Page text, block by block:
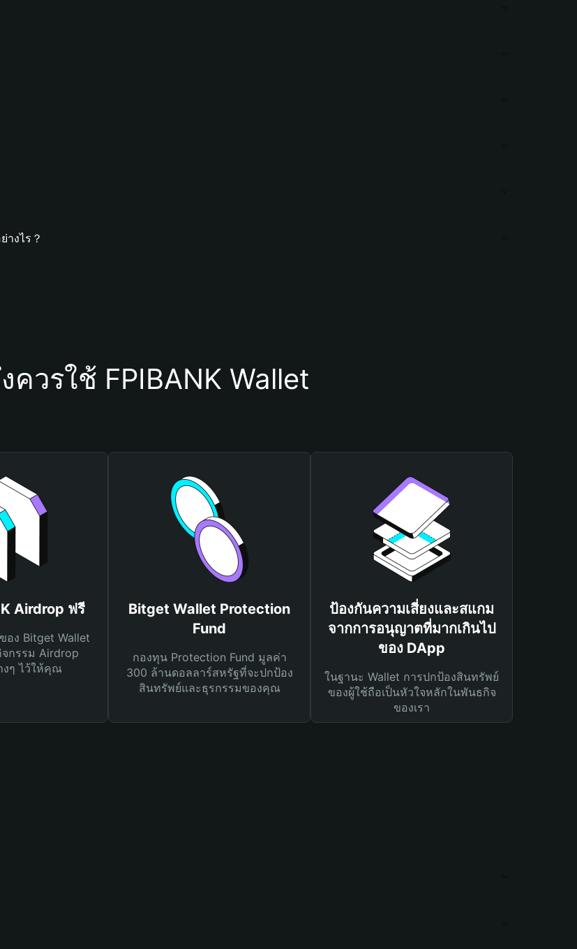
งไร？
ควรใช้ FPIBANK Wallet
Airdrop ฟรี
อง Bitget Wallet
จกรรม Airdrop
งๆ ไว้ให้คุณ
Bitget Wallet Protection
Fund
กองทุน Protection Fund มูลค่า
300 ล้านดอลลาร์สหรัฐที่จะปกป้อง
สินทรัพย์และธุรกรรมของคุณ
ป้องกันความเสี่ยงและสแกม
จากการอนุญาตที่มากเกินไป
ของ DApp
ในฐานะ Wallet การปกป้องสินทรัพย์
ของผู้ใช้ถือเป็นหัวใจหลักในพันธกิจ
ของเรา